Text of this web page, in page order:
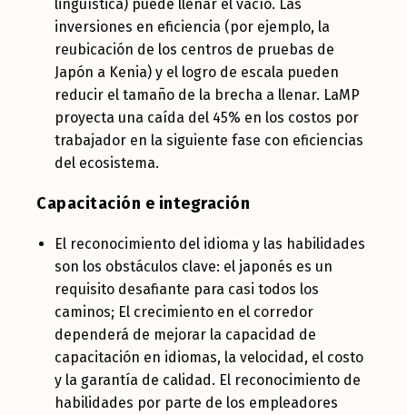
lingüística) puede llenar el vacío. Las
inversiones en eficiencia (por ejemplo, la
reubicación de los centros de pruebas de
Japón a Kenia) y el logro de escala pueden
reducir el tamaño de la brecha a llenar. LaMP
proyecta una caída del 45% en los costos por
trabajador en la siguiente fase con eficiencias
del ecosistema.
Capacitación e integración
El reconocimiento del idioma y las habilidades
son los obstáculos clave: el japonés es un
requisito desafiante para casi todos los
caminos; El crecimiento en el corredor
dependerá de mejorar la capacidad de
capacitación en idiomas, la velocidad, el costo
y la garantía de calidad. El reconocimiento de
habilidades por parte de los empleadores